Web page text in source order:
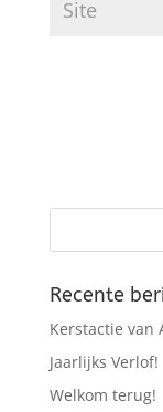
Recente
Kerstactie van
Jaarlijks Verlof!
Welkom terug!